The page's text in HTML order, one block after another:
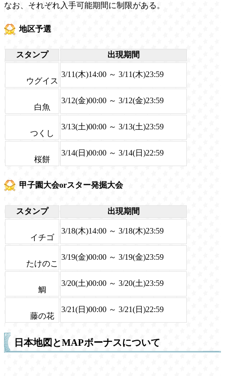
なお、それぞれ入手可能期間に制限がある。
地区予選
スタンプ 出現期間
ウグイス
3/11(木)14:00 ～ 3/11(木)23:59
白魚
3/12(金)00:00 ～ 3/12(金)23:59
つくし
3/13(土)00:00 ～ 3/13(土)23:59
桜餅
3/14(日)00:00 ～ 3/14(日)22:59
甲子園大会orスター発掘大会
スタンプ 出現期間
イチゴ
3/18(木)14:00 ～ 3/18(木)23:59
たけのこ
3/19(金)00:00 ～ 3/19(金)23:59
鯛
3/20(土)00:00 ～ 3/20(土)23:59
藤の花
3/21(日)00:00 ～ 3/21(日)22:59
日本地図とMAPボーナスについて